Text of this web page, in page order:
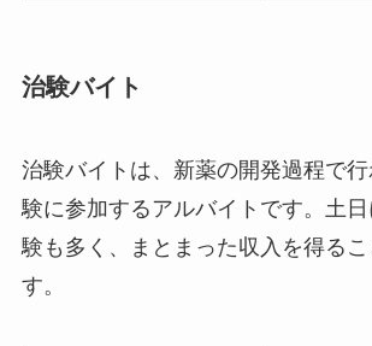
治験バイト
治験バイトは、新薬の開発過程で
験に参加するアルバイトです。土
験も多く、まとまった収入を得るこ
す。